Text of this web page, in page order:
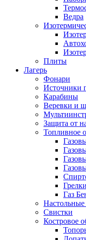
Ведра
Плиты
Лагерь
Фонари
Источники
Карабины
Веревки и
Защита от
Топливное
Грелки
Газ
Свистки
Костровое